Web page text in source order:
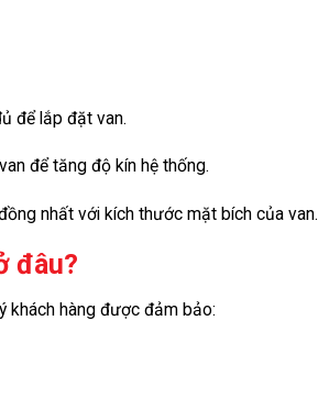
để lắp đặt van.
để tăng độ kín hệ thống.
nhất với kích thước mặt bích của van.
đâu?
khách hàng được đảm bảo: